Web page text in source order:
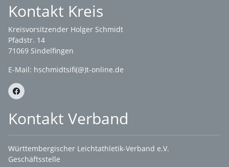
Kontakt Kreis
Kreisvorsitzender Holger Schmidt
Pfadstr. 14
71069 Sindelfingen
E-Mail: hschmidtsifi(@)t-online.de
Kontakt Verband
Württembergischer Leichtathletik-Verband e.V.
Geschäftsstelle